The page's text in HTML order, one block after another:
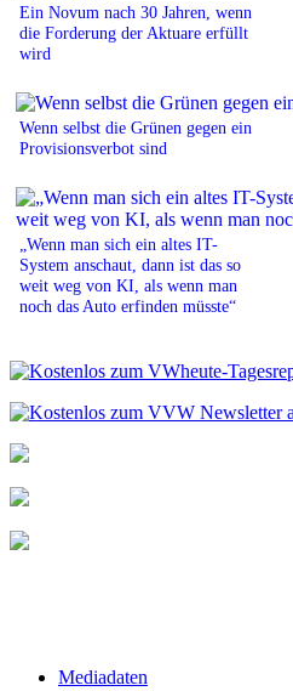
Ein Novum nach 30 Jahren, wenn
die Forderung der Aktuare erfüllt
wird
Wenn selbst die Grünen gegen ein
Provisionsverbot sind
„Wenn man sich ein altes IT-
System anschaut, dann ist das so
weit weg von KI, als wenn man
noch das Auto erfinden müsste“
Mediadaten